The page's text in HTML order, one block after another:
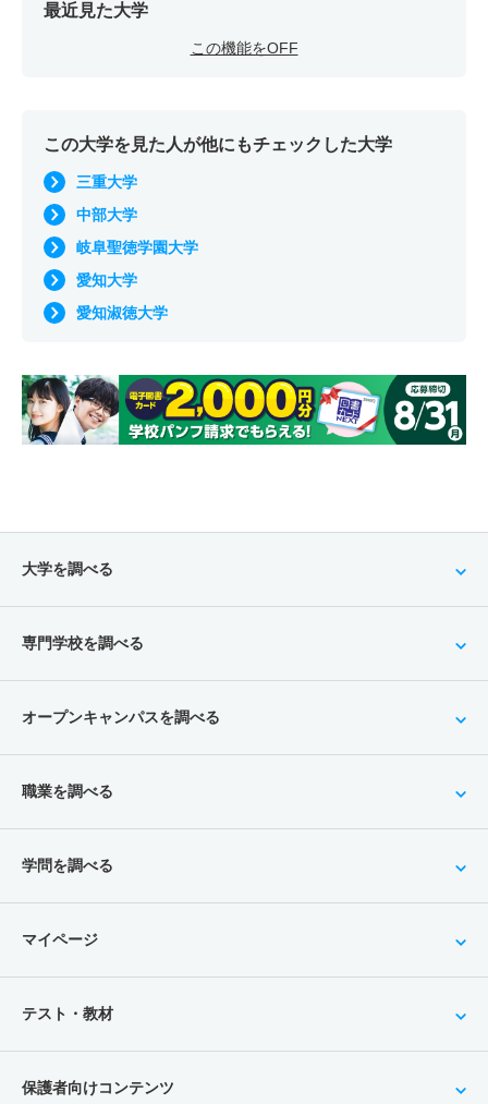
最近見た大学
この機能をOFF
この大学を見た人が他にもチェックした大学
三重大学
中部大学
岐阜聖徳学園大学
愛知大学
愛知淑徳大学
大学を調べる
専門学校を調べる
オープンキャンパスを調べる
職業を調べる
学問を調べる
マイページ
テスト・教材
保護者向けコンテンツ